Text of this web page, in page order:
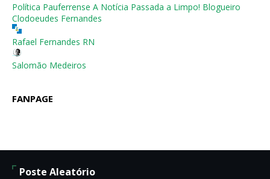
Política Pauferrense A Notícia Passada a Limpo! Blogueiro
Clodoeudes Fernandes
Rafael Fernandes RN
Salomão Medeiros
FANPAGE
Poste Aleatório